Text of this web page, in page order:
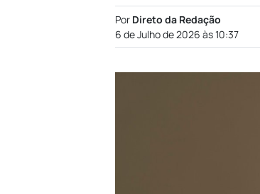
Por Direto da Redação
6 de Julho de 2026 às 10:37